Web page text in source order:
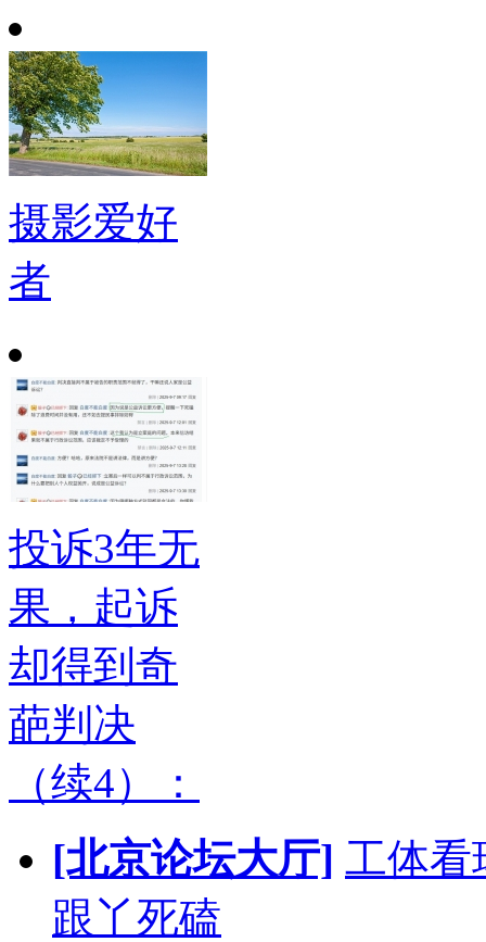
摄影爱好
者
投诉3年无
果，起诉
却得到奇
葩判决
（续4）：
[北京论坛大厅] 工体看
跟丫死磕